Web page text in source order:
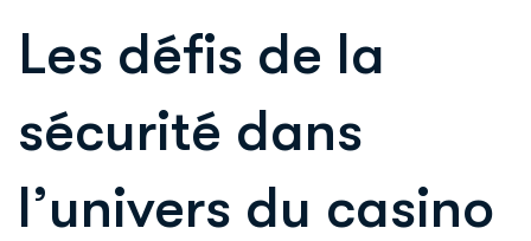
Les défis de la
sécurité dans
l’univers du casino